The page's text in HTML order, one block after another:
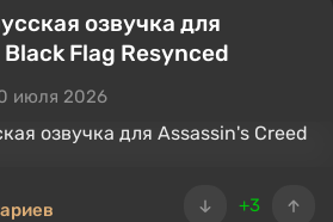
озвучка для
Flag Resynced
июля 2026
+3